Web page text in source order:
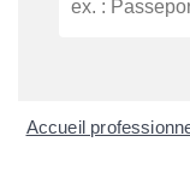
Accueil